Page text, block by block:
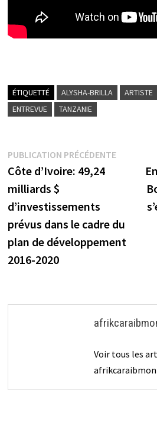
ÉTIQUETTÉ ALYSHA-BRILLA ARTISTE
ENTREVUE
TANZANIE
Navigation
de
l’article
PUBLICATION PRÉCÉDENTE
Côte d’Ivoire: 49,24
milliards $
d’investissements
prévus dans le cadre du
plan de développement
2016-2020
Voir tous les